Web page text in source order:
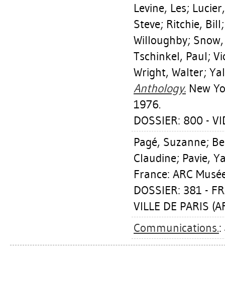
Levine, Les;
Steve; Ritchie, Bill
Willoughby;
Tschinkel, Paul;
Wright, Walter;
Anthology. New
1976.
DOSSIER: 800 -
Pagé, Suzanne;
Claudine; Pavie,
France: ARC
DOSSIER: 381 -
VILLE DE PARIS
Communications.: